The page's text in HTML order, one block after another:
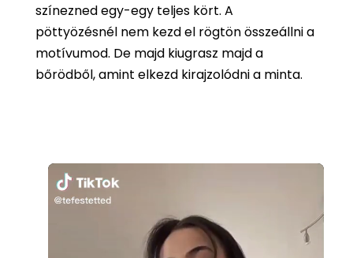
színezned egy-egy teljes kört. A
pöttyözésnél nem kezd el rögtön összeállni a
motívumod. De majd kiugrasz majd a
bőrödből, amint elkezd kirajzolódni a minta.